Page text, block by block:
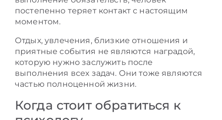
постепенно теряет контакт с настоящим
моментом.
Отдых, увлечения, близкие отношения и
приятные события не являются наградой,
которую нужно заслужить после
выполнения всех задач. Они тоже являются
частью полноценной жизни.
Когда стоит обратиться к